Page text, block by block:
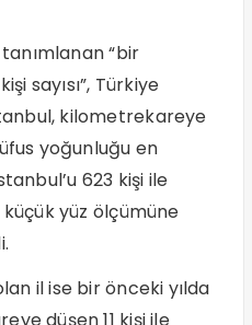
“bir
sayısı”, Türkiye
kilometrekareye
yoğunluğu en
623 kişi ile
yüz ölçümüne
il ise bir önceki yılda